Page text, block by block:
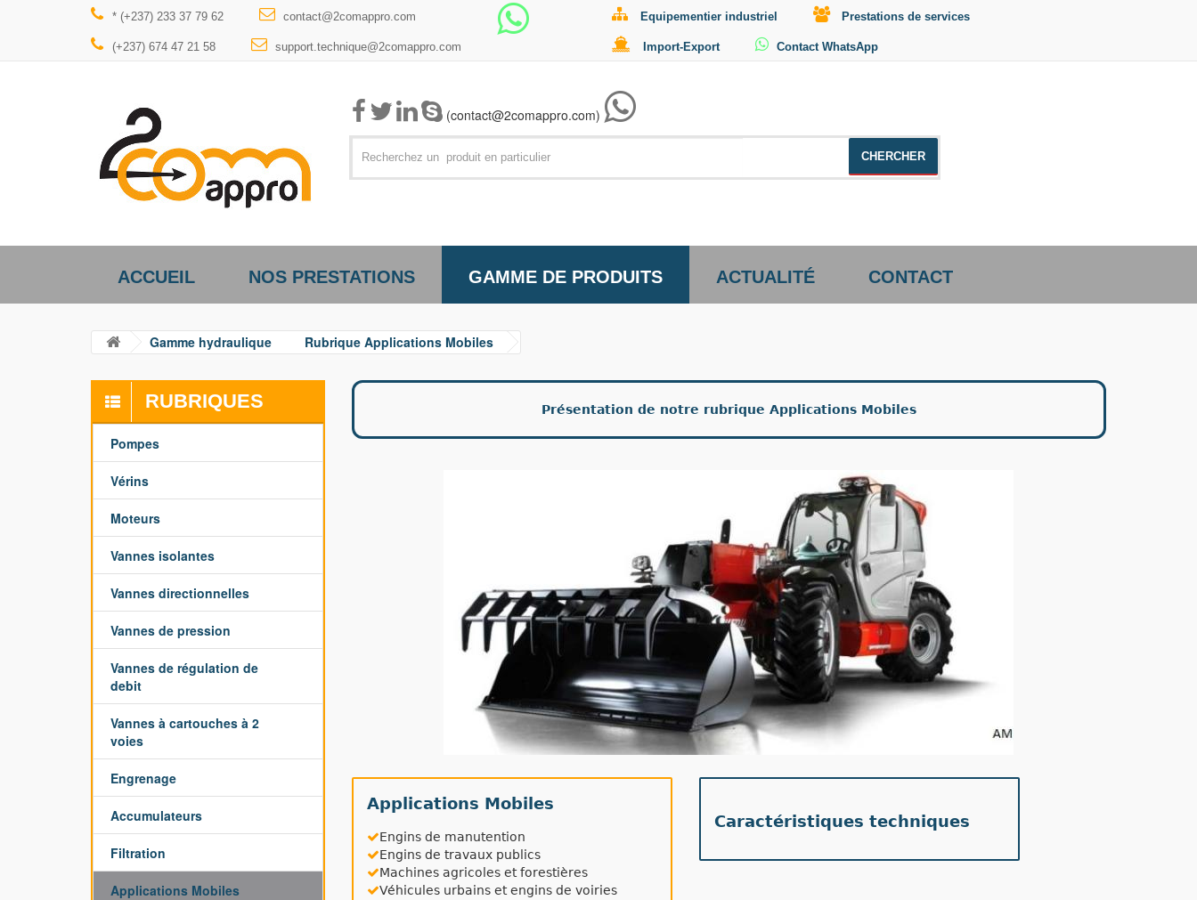
* (+237) 233 37 79 62 contact@2comappro.com
(+237) 674 47 21 58 support.technique@2comappro.com
Equipementier industriel Prestations de services
Import-Export Contact WhatsApp
(contact@2comappro.com)
ACCUEIL NOS PRESTATIONS GAMME DE PRODUITS ACTUALITÉ CONTACT
Gamme hydraulique Rubrique Applications Mobiles
RUBRIQUES
Pompes
Vérins
Moteurs
Vannes isolantes
Vannes directionnelles
Vannes de pression
Vannes de régulation de
debit
Vannes à cartouches à 2
voies
Engrenage
Accumulateurs
Filtration
Applications Mobiles
Présentation de notre rubrique Applications Mobiles
Applications Mobiles
Engins de manutention
Engins de travaux publics
Machines agricoles et forestières
Véhicules urbains et engins de voiries
Caractéristiques techniques